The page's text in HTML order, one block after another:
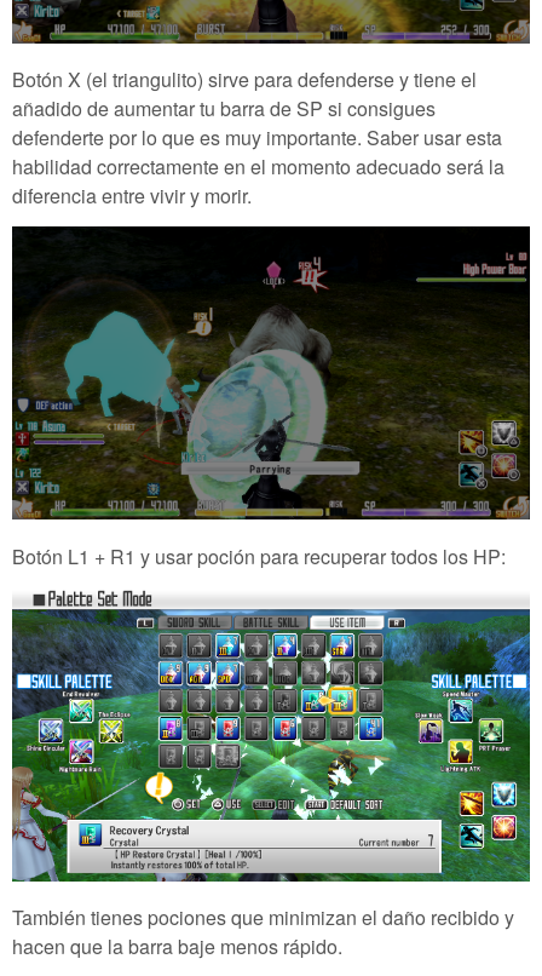
Botón X (el triangulito) sirve para defenderse y tiene el
añadido de aumentar tu barra de SP si consigues
defenderte por lo que es muy importante. Saber usar esta
habilidad correctamente en el momento adecuado será la
diferencia entre vivir y morir.
Botón L1 + R1 y usar poción para recuperar todos los HP:
También tienes pociones que minimizan el daño recibido y
hacen que la barra baje menos rápido.